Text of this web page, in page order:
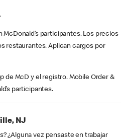
participantes. Los precios
restaurantes. Aplican cargos por
de McD y el registro. Mobile Order &
participantes.
NJ
¿Alguna vez pensaste en trabajar